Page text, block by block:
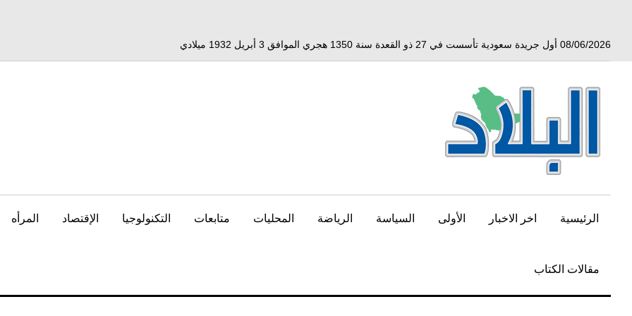
08/06/2026 أول جريدة سعودية تأسست في 27 ذو القعدة سنة 1350 هجري الموافق 3 أبريل 1932 ميلادي
الرئيسية اخر الاخبار الأولى السياسة الرياضة المحليات متابعات التكنولوجيا الإقتصاد المرأه
مقالات الكتاب